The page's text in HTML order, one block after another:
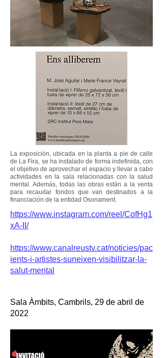
La exposición, ubicada en la planta a pie de calle
de La Fira, se ha instalado de forma indefinida, con
el objetivo de aprovechar el espacio y llevar a cabo
actividades en la sala relacionadas con la salud
mental. Además, todas las obras están a la venta
para recaudar fondos que van destinados a la
financiación de la entidad Osonament.
https://www.instagram.com/reel/CofHg1
xA-II/
https://www.canalreustv.cat/noticies/pac
ients-i-artistes-suneixen-visibilitzar-la-
salut-mental
Sala Àmbits, Cambrils, 29 de abril de
2022